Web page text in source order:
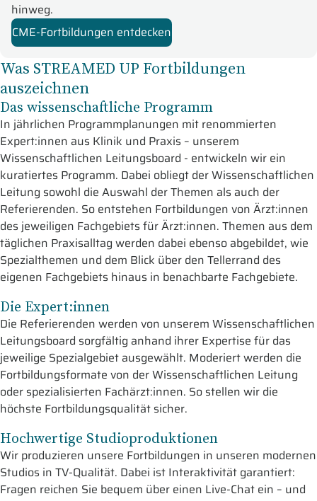
hinweg.
CME-Fortbildungen entdecken
Was STREAMED UP Fortbildungen
auszeichnen
Das wissenschaftliche Programm
In jährlichen Programmplanungen mit renommierten
Expert:innen aus Klinik und Praxis – unserem
Wissenschaftlichen Leitungsboard - entwickeln wir ein
kuratiertes Programm. Dabei obliegt der Wissenschaftlichen
Leitung sowohl die Auswahl der Themen als auch der
Referierenden. So entstehen Fortbildungen von Ärzt:innen
des jeweiligen Fachgebiets für Ärzt:innen. Themen aus dem
täglichen Praxisalltag werden dabei ebenso abgebildet, wie
Spezialthemen und dem Blick über den Tellerrand des
eigenen Fachgebiets hinaus in benachbarte Fachgebiete.
Die Expert:innen
Die Referierenden werden von unserem Wissenschaftlichen
Leitungsboard sorgfältig anhand ihrer Expertise für das
jeweilige Spezialgebiet ausgewählt. Moderiert werden die
Fortbildungsformate von der Wissenschaftlichen Leitung
oder spezialisierten Fachärzt:innen. So stellen wir die
höchste Fortbildungsqualität sicher.
Hochwertige Studioproduktionen
Wir produzieren unsere Fortbildungen in unseren modernen
Studios in TV-Qualität. Dabei ist Interaktivität garantiert:
Fragen reichen Sie bequem über einen Live-Chat ein – und